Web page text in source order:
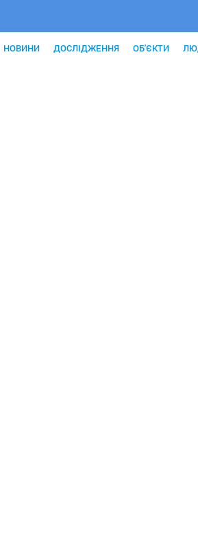
НОВИНИ ДОСЛІДЖЕННЯ ОБ'ЄКТИ